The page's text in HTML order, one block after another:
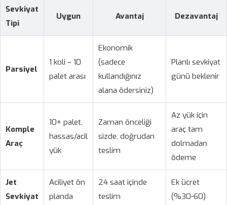
Sevkiyat
Tipi
Uygun Avantaj Dezavantaj
Parsiyel
1 koli – 10
palet arası
Ekonomik
(sadece
kullandığınız
alana ödersiniz)
Planlı sevkiyat
günü beklenir
Komple
Araç
10+ palet,
hassas/acil
yük
Zaman önceliği
sizde, doğrudan
teslim
Az yük için
araç tam
dolmadan
ödeme
Jet
Sevkiyat
Aciliyet ön
planda
24 saat içinde
teslim
Ek ücret
(%30-60)